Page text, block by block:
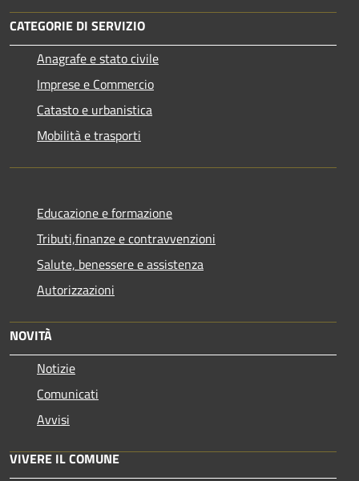
CATEGORIE DI SERVIZIO
Anagrafe e stato civile
Imprese e Commercio
Catasto e urbanistica
Mobilità e trasporti
Educazione e formazione
Tributi,finanze e contravvenzioni
Salute, benessere e assistenza
Autorizzazioni
NOVITÀ
Notizie
Comunicati
Avvisi
VIVERE IL COMUNE